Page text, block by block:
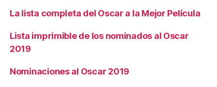
La lista completa del Oscar a la Mejor Película
Lista imprimible de los nominados al Oscar
2019
Nominaciones al Oscar 2019